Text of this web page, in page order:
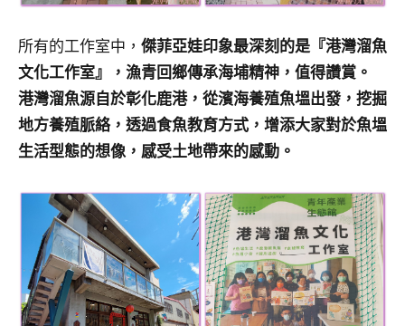
所有的工作室中， 傑菲亞娃印象最深刻的是『港灣溜魚
文化工作室』，漁青回鄉傳承海埔精神，值得讚賞。
港灣溜魚源自於彰化鹿港，從濱海養殖魚塭出發，挖掘
地方養殖脈絡，透過食魚教育方式，增添大家對於魚塭
生活型態的想像，感受土地帶來的感動。